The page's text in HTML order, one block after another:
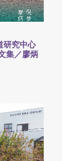
研究中心
集／廖炳